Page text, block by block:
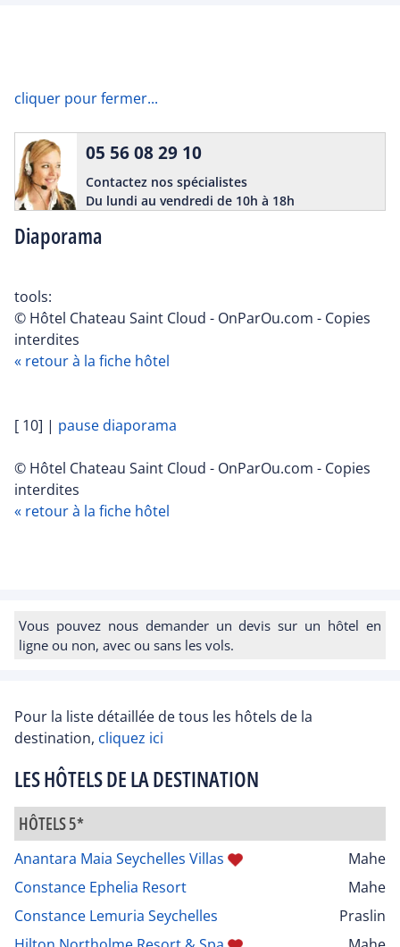
cliquer pour fermer...
Diaporama
05 56 08 29 10
Contactez nos spécialistes
Du lundi au vendredi de 10h à 18h
tools:
© Hôtel Chateau Saint Cloud - OnParOu.com - Copies
interdites
« retour à la fiche hôtel
[ 10] | pause diaporama
© Hôtel Chateau Saint Cloud - OnParOu.com - Copies
interdites
« retour à la fiche hôtel
Vous pouvez nous demander un devis sur un hôtel en
ligne ou non, avec ou sans les vols.
Pour la liste détaillée de tous les hôtels de la
destination, cliquez ici
LES HÔTELS DE LA DESTINATION
HÔTELS 5*
Anantara Maia Seychelles Villas
Mahe
Constance Ephelia Resort
Mahe
Constance Lemuria Seychelles
Praslin